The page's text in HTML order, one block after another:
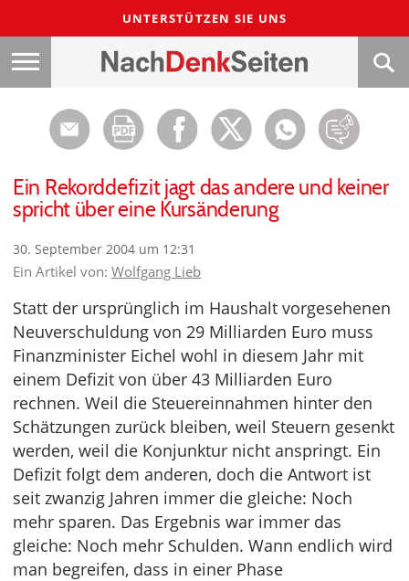
UNTERSTÜTZEN SIE UNS
Ein Rekorddefizit jagt das andere und keiner
spricht über eine Kursänderung
30. September 2004 um 12:31
Ein Artikel von: Wolfgang Lieb
Statt der ursprünglich im Haushalt vorgesehenen
Neuverschuldung von 29 Milliarden Euro muss
Finanzminister Eichel wohl in diesem Jahr mit
einem Defizit von über 43 Milliarden Euro
rechnen. Weil die Steuereinnahmen hinter den
Schätzungen zurück bleiben, weil Steuern gesenkt
werden, weil die Konjunktur nicht anspringt. Ein
Defizit folgt dem anderen, doch die Antwort ist
seit zwanzig Jahren immer die gleiche: Noch
mehr sparen. Das Ergebnis war immer das
gleiche: Noch mehr Schulden. Wann endlich wird
man begreifen, dass in einer Phase